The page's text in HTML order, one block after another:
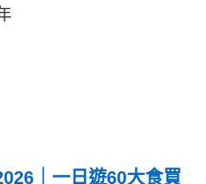
｜一日遊60大食買